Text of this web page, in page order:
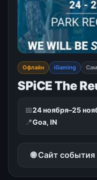
Офлайн iGaming
SPiCE The
📅24 ноября–25
📍Goa, IN
🌐 Сайт события